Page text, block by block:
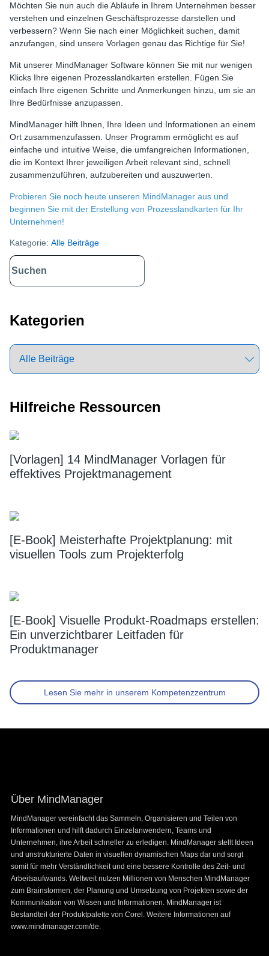
Möchten Sie nun auch die Abläufe in Ihrem Unternehmen besser
verstehen und einzelnen Geschäftsprozesse darstellen und
verbessern? Wenn Sie nach einer Möglichkeit suchen, damit
anzufangen, sind unsere Vorlagen genau das Richtige für Sie!
Mit unserer MindManager Software können Sie mit nur wenigen
Klicks Ihre eigenen Prozesslandkarten erstellen. Fügen Sie
einfach Ihre eigenen Schritte und Anmerkungen hinzu, um sie an
Ihre Bedürfnisse anzupassen.
MindManager hilft Ihnen, Ihre Ideen und Informationen an einem
Ort zusammenzufassen. Unser Programm ermöglicht es auf
einfache und intuitive Weise, die umfangreichen Informationen,
die im Kontext Ihrer jeweiligen Arbeit relevant sind, schnell
zusammenzuführen, aufzubereiten und auszuwerten.
Probieren Sie noch heute unseren MindManager aus und
beginnen Sie mit der Erstellung von Prozesslandkarten für Ihr
Unternehmen!
Kategorie: Alle Beiträge
Primary
Sidebar
Kategorien
Hilfreiche Ressourcen
[Vorlagen] 14 MindManager Vorlagen für
effektives Projektmanagement
[E-Book] Meisterhafte Projektplanung: mit
visuellen Tools zum Projekterfolg
[E-Book] Visuelle Produkt-Roadmaps erstellen:
Ein unverzichtbarer Leitfaden für
Produktmanager
Lesen Sie mehr in unserem Kompetenzzentrum
Über MindManager
MindManager vereinfacht das Sammeln, Organisieren und Teilen von
Informationen und hilft dadurch Einzelanwendern, Teams und
Unternehmen, ihre Arbeit schneller zu erledigen. MindManager stellt Ideen
und unstrukturierte Daten in visuellen dynamischen Maps dar und sorgt
somit für mehr Verständlichkeit und eine bessere Kontrolle des Zeit- und
Arbeitsaufwands. Weltweit nutzen Millionen von Menschen MindManager
zum Brainstormen, der Planung und Umsetzung von Projekten sowie der
Kommunikation von Wissen und Informationen. MindManager ist
Bestandteil der Produktpalette von Corel. Weitere Informationen auf
www.mindmanager.com/de.